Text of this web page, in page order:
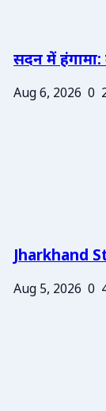
सदन में हंगामा:
Aug 6, 2026 0
Jharkhand
Aug 5, 2026 0